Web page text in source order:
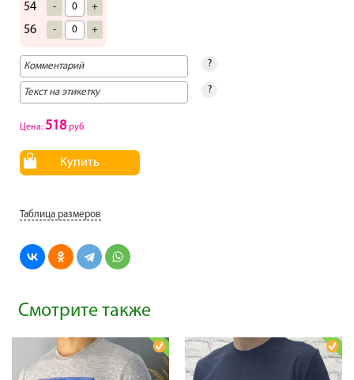
54 - +
56 - +
?
?
Цена: 518руб
Купить
Таблица размеров
Смотрите также